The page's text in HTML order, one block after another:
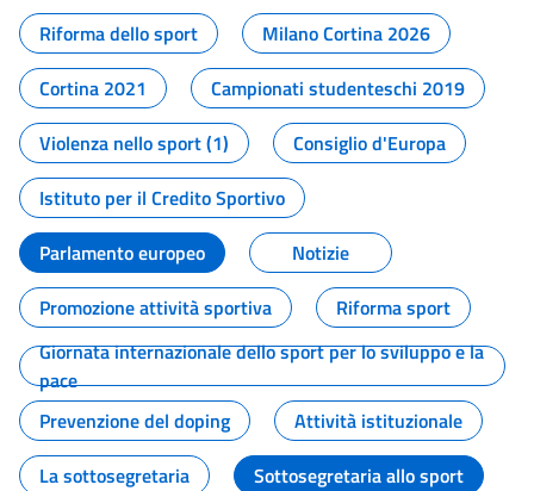
Riforma dello sport
Milano Cortina 2026
Cortina 2021
Campionati studenteschi 2019
Violenza nello sport (1)
Consiglio d'Europa
Istituto per il Credito Sportivo
Parlamento europeo
Notizie
Promozione attività sportiva
Riforma sport
Giornata internazionale dello sport per lo sviluppo e la
pace
Prevenzione del doping
Attività istituzionale
La sottosegretaria
Sottosegretaria allo sport